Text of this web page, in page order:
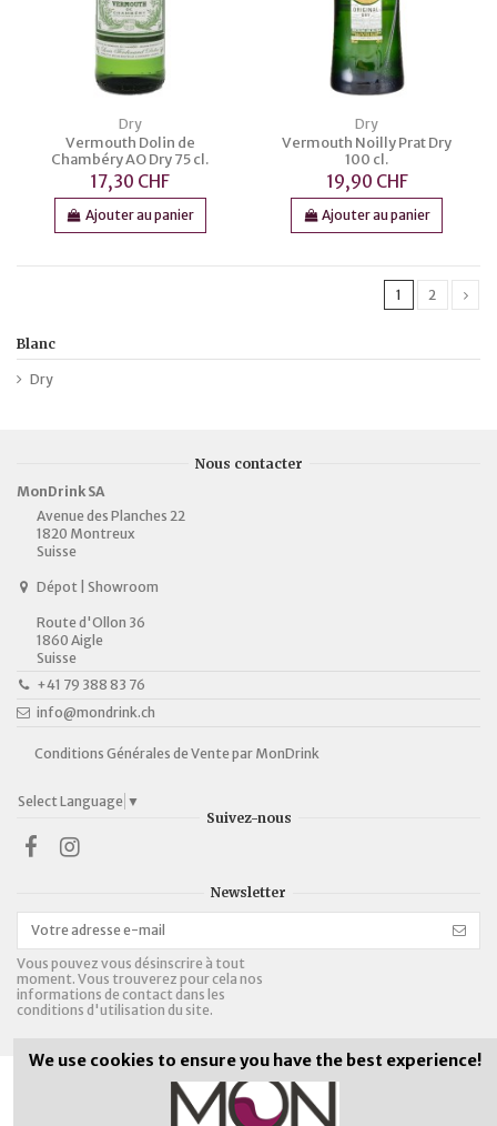
Dry
Vermouth Dolin de
Chambéry AO Dry 75 cl.
17,30 CHF
Ajouter au panier
Dry
Vermouth Noilly Prat Dry
100 cl.
19,90 CHF
Ajouter au panier
1 2
Blanc
Dry
Nous contacter
MonDrink SA
Avenue des Planches 22
1820 Montreux
Suisse
Dépot | Showroom
Route d'Ollon 36
1860 Aigle
Suisse
+41 79 388 83 76
info@mondrink.ch
Conditions Générales de Vente par MonDrink
Select Language ▼
Suivez-nous
Newsletter
Vous pouvez vous désinscrire à tout
moment. Vous trouverez pour cela nos
informations de contact dans les
conditions d'utilisation du site.
Bières, alcopops et vins:16 ans révolus
We use cookies to ensure you have the best experience!